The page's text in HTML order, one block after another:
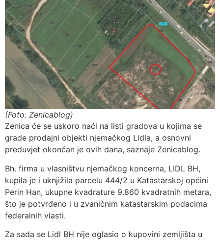
(Foto: Zenicablog)
Zenica će se uskoro naći na listi gradova u kojima se
grade prodajni objekti njemačkog Lidla, a osnovni
preduvjet okončan je ovih dana, saznaje Zenicablog.
Bh. firma u vlasništvu njemačkog koncerna, LIDL BH,
kupila je i uknjižila parcelu 444/2 u Katastarskoj općini
Perin Han, ukupne kvadrature 9.860 kvadratnih metara,
što je potvrđeno i u zvaničnim katastarskim podacima
federalnih vlasti.
Za sada se Lidl BH nije oglasio o kupovini zemljišta u